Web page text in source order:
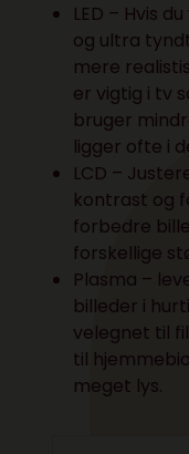
LED – Hvis
og ultra
mere
er vigtig i tv
bruger
ligger ofte i
LCD –
kontrast og
forbedre
forskellige
Plasma –
billeder i
velegnet til
til
meget lys.